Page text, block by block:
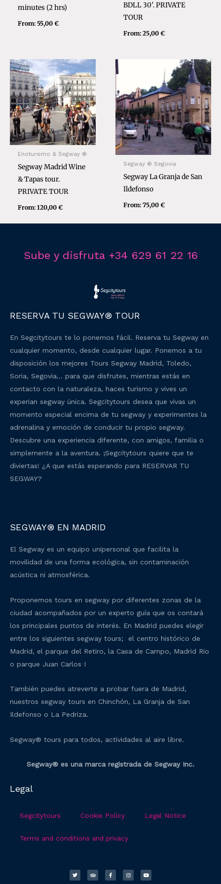
minutes (2 hrs)
From:55,00€
BDLL 30′. PRIVATE
TOUR
From:25,00€
Enoturismo & Segway ®
Segway Madrid Wine
& Tapas tour.
PRIVATE TOUR
From:120,00€
Segway ® Segovia
Segway La Granja de San
Ildefonso
From:75,00€
Sube y disfruta +34 629 61 22 16
RESERVA TU SEGWAY® TOUR
En Segcitytours te lo ponemos fácil. Reserva tu Segway en
cualquier momento, desde cualquier lugar. Ponemos a tu
disposición los mejores Tours Segway Madrid, Toledo,
Soria, Segovia… para que disfrutes, mientras estás en
contacto con la naturaleza, haces turismo y vives un
experian segway única. Segcitytours desea que vivas un
momento especial encima de tu segway y experimentes la
adrenalina y emoción de conducir tu propio segway.
Descubre una experiencia diferente, con amigos, familia o
simplemente a la aventura. ¡Segcitytours quiere que te
diviertas! ¿A que estás esperando para RESERVAR TU
SEGWAY?
SEGWAY® EN MADRID
El Segway es un equipo unipersonal que facilita la
movilidad de una forma ecológica, sin contaminación
acústica ni atmosférica.
Proponemos tours en segway por diferentes zonas de la
ciudad acompañados por un experto guía que os contará
los principales puntos de interés. En Madrid puedes elegir
entre los siguientes segway tours; el centro histórico de
Madrid, el parque del Retiro, la Casa de Campo, Madrid Rio
o parque Juan Carlos I
También puedes atreverte a probar fuera de Madrid,
nuestros segway tours en Chinchón, La Granja de San
Ildefonso o La Pedriza.
Segway® tours para todos, actividades al aire libre.
Segway® es una marca registrada de Segway Inc.
Legal
Segcitytours Cookie Policy Legal Notice
Terms and conditions and privacy
i
t
t
i
p
a
c
e
b
s
t
a
u
t
u